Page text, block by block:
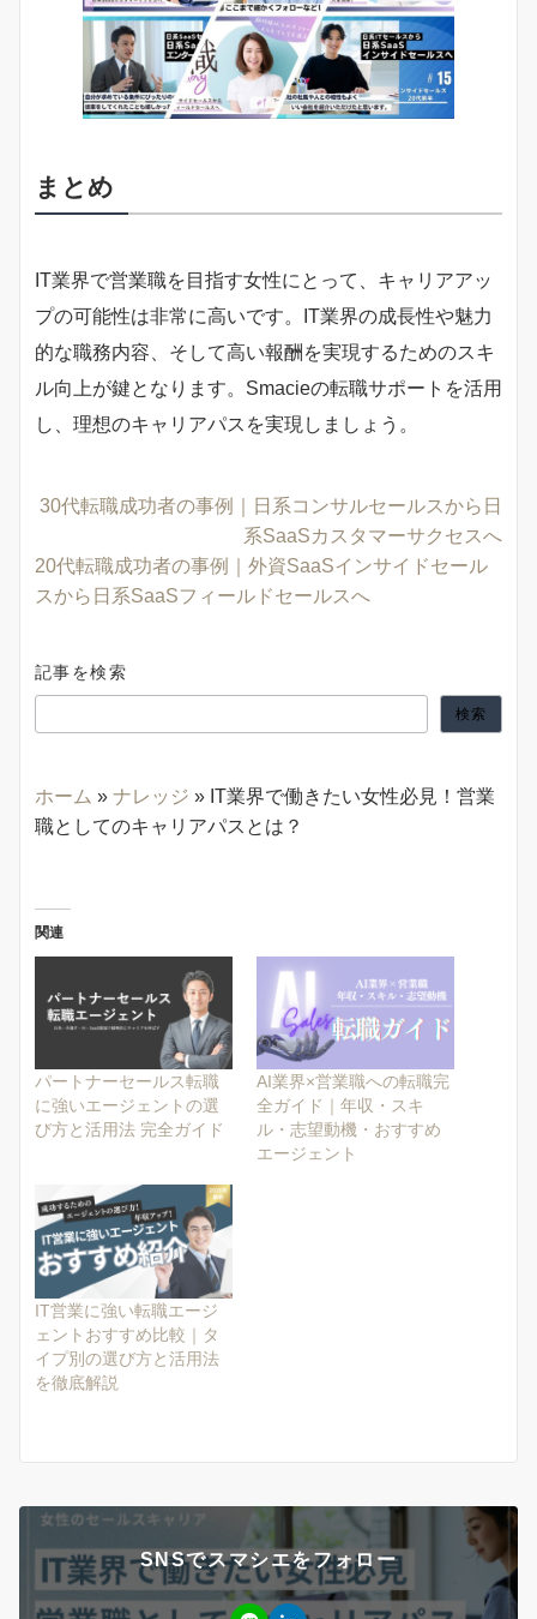
まとめ
IT業界で営業職を目指す女性にとって、キャリアアッ
プの可能性は非常に高いです。IT業界の成長性や魅力
的な職務内容、そして高い報酬を実現するためのスキ
ル向上が鍵となります。Smacieの転職サポートを活用
し、理想のキャリアパスを実現しましょう。
30代転職成功者の事例｜日系コンサルセールスから日
系SaaSカスタマーサクセスへ
20代転職成功者の事例｜外資SaaSインサイドセール
スから日系SaaSフィールドセールスへ
記事を検索
検索
ホーム » ナレッジ » IT業界で働きたい女性必見！営業
職としてのキャリアパスとは？
関連
パートナーセールス転職
に強いエージェントの選
び方と活用法 完全ガイド
AI業界×営業職への転職完
全ガイド｜年収・スキ
ル・志望動機・おすすめ
エージェント
IT営業に強い転職エージ
ェントおすすめ比較｜タ
イプ別の選び方と活用法
を徹底解説
SNSでスマシエをフォロー